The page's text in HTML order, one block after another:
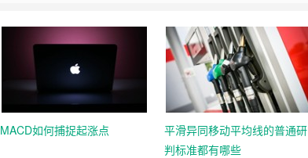
MACD如何捕捉起涨点
平滑异同移动平均线的普通研
判标准都有哪些